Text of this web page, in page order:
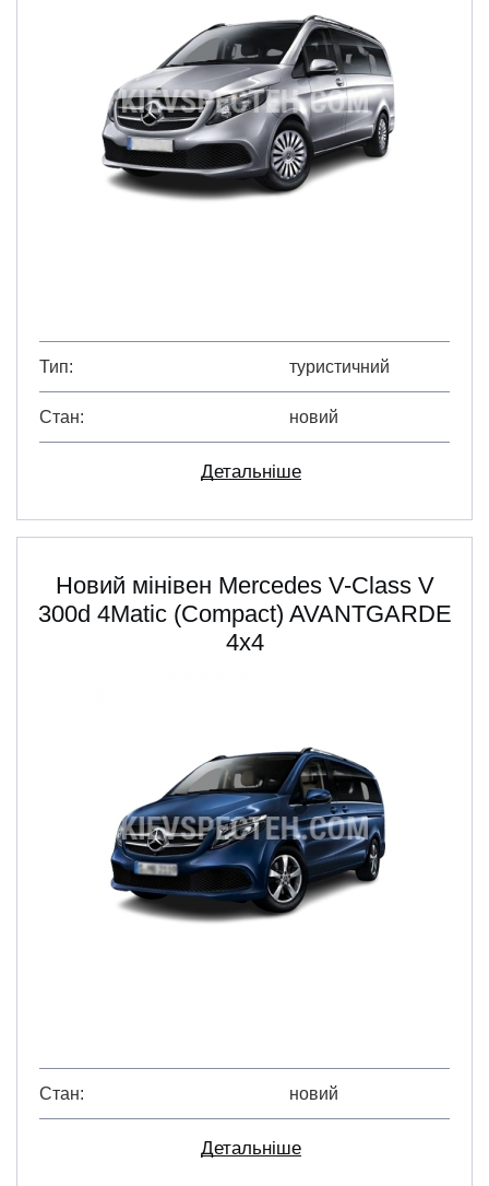
Тип туристичний
Стан новий
Детальніше
Новий мінівен Mercedes V-Class V
300d 4Matic (Compact) AVANTGARDE
4х4
Стан новий
Детальніше